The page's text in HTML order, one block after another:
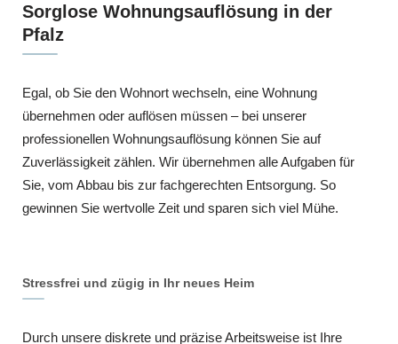
Sorglose Wohnungsauflösung in der
Pfalz
Egal, ob Sie den Wohnort wechseln, eine Wohnung
übernehmen oder auflösen müssen – bei unserer
professionellen Wohnungsauflösung können Sie auf
Zuverlässigkeit zählen. Wir übernehmen alle Aufgaben für
Sie, vom Abbau bis zur fachgerechten Entsorgung. So
gewinnen Sie wertvolle Zeit und sparen sich viel Mühe.
Stressfrei und zügig in Ihr neues Heim
Durch unsere diskrete und präzise Arbeitsweise ist Ihre